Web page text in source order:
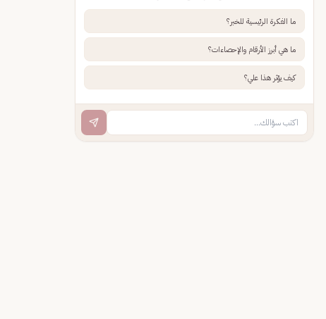
ما الفكرة الرئيسية للخبر؟
ما هي أبرز الأرقام والإحصاءات؟
كيف يؤثر هذا علي؟